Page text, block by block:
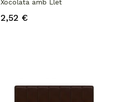
Xocolata amb Llet
2,52 €